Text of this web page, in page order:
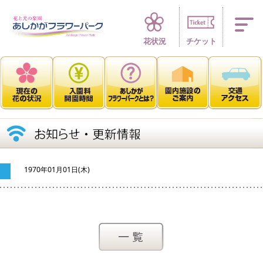
四季折々 花の
花状況 チケット
1970年01月01日(木)